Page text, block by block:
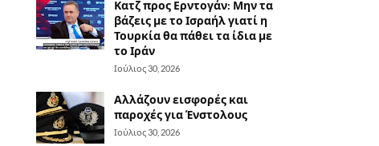
Κατζ προς Ερντογάν: Μην τα
βάζεις με το Ισραήλ γιατί η
Τουρκία θα πάθει τα ίδια με
το Ιράν
Ιούλιος 30, 2026
Αλλάζουν εισφορές και
παροχές για Ένστολους
Ιούλιος 30, 2026